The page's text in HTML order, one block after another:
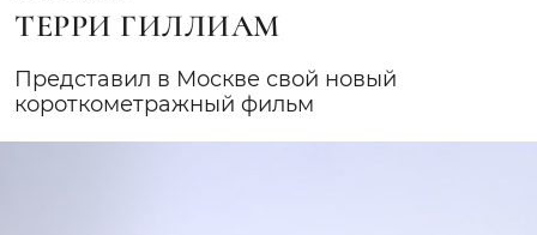
ТЕРРИ ГИЛЛИАМ
Представил в Москве свой новый
короткометражный фильм